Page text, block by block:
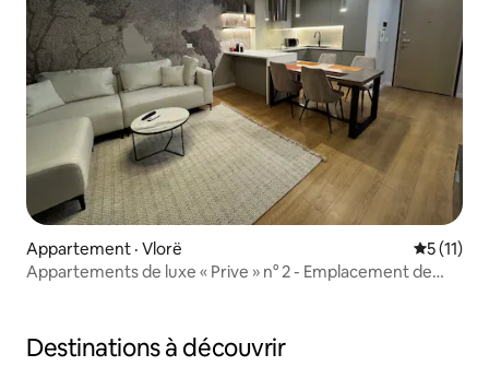
Appartement · Vlorë Note
5 (11)
Appartements de luxe « Prive » n° 2 - Emplacement de
Destinations à découvrir